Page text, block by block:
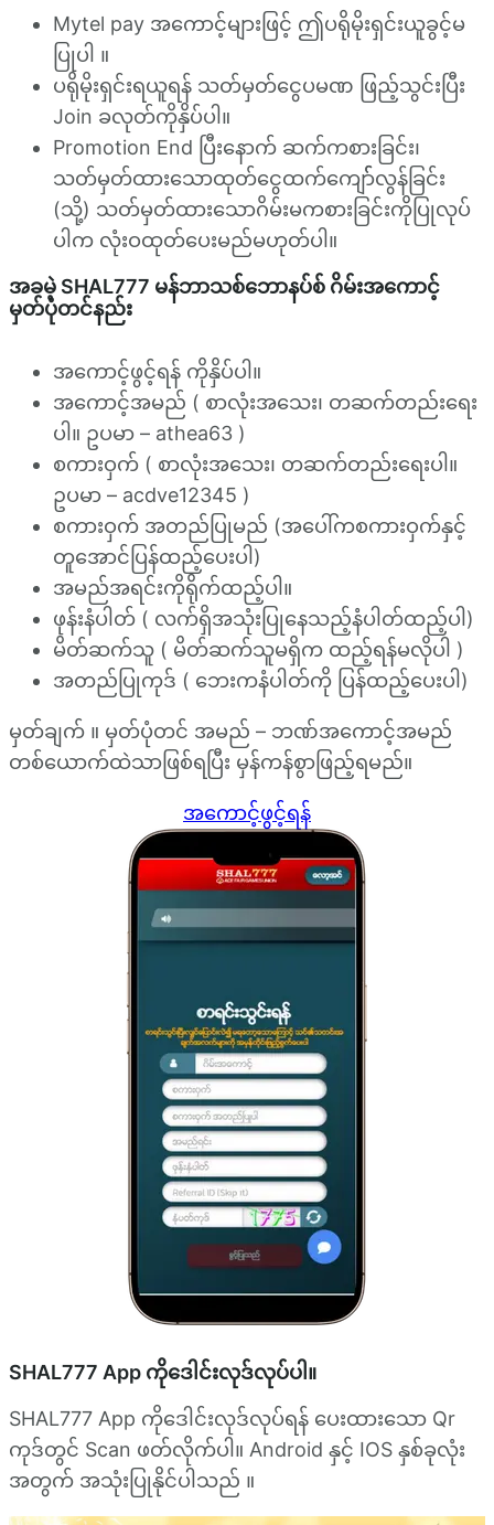
Mytel pay အကောင့်များဖြင့် ဤပရိုမိုးရှင်းယူခွင့်မ
ပြုပါ ။
ပရိုမိုးရှင်းရယူရန် သတ်မှတ်ငွေပမဏ ဖြည့်သွင်းပြီး
Join ခလုတ်ကိုနှိပ်ပါ။
Promotion End ပြီးနောက် ဆက်ကစားခြင်း၊
သတ်မှတ်ထားသောထုတ်ငွေထက်ကျော််လွန်ခြင်း
(သို့) သတ်မှတ်ထားသောဂိမ်းမကစားခြင်းကိုပြုလုပ်
ပါက လုံးဝထုတ်ပေးမည်မဟုတ်ပါ။
အခမဲ့ SHAL777 မန်ဘာသစ်ဘောနပ်စ် ဂိမ်းအကောင့်
မှတ်ပုံတင်နည်း
အကောင့်ဖွင့်ရန် ကိုနှိပ်ပါ။
အကောင့်အမည် ( စာလုံးအသေး၊ တဆက်တည်းရေး
ပါ။ ဥပမာ – athea63 )
စကားဝှက် ( စာလုံးအသေး၊ တဆက်တည်းရေးပါ။
ဥပမာ – acdve12345 )
စကားဝှက် အတည်ပြုမည် (အပေါ်ကစကားဝှက်နှင့်
တူအောင်ပြန်ထည့်ပေးပါ)
အမည်အရင်းကိုရိုက်ထည့်ပါ။
ဖုန်းနံပါတ် ( လက်ရှိအသုံးပြုနေသည့်နံပါတ်ထည့်ပါ)
မိတ်ဆက်သူ ( မိတ်ဆက်သူမရှိက ထည့်ရန်မလိုပါ )
အတည်ပြုကုဒ် ( ဘေးကနံပါတ်ကို ပြန်ထည့်ပေးပါ)
မှတ်ချက် ။ မှတ်ပုံတင် အမည် – ဘဏ်အကောင့်အမည်
တစ်‌‌ယောက်ထဲသာဖြစ်ရပြီး မှန်ကန်စွာဖြည့်ရမည်။
အကောင့်ဖွင့်ရန်
SHAL777 App ကိုဒေါင်းလုဒ်လုပ်ပါ။
SHAL777 App ကိုဒေါင်းလုဒ်လုပ်ရန် ပေးထားသော Qr
ကုဒ်တွင် Scan ဖတ်လိုက်ပါ။ Android နှင့် IOS နှစ်ခုလုံး
အတွက် အသုံးပြုနိုင်ပါသည် ။